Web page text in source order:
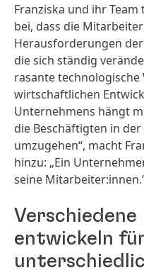
Franziska und ihr
bei, dass die
Herausforderungen
die sich ständig
rasante technologische
wirtschaftlichen
Unternehmens hängt
die Beschäftigten in
umzugehen“, macht
hinzu: „Ein
seine
Verschiedene
entwickeln